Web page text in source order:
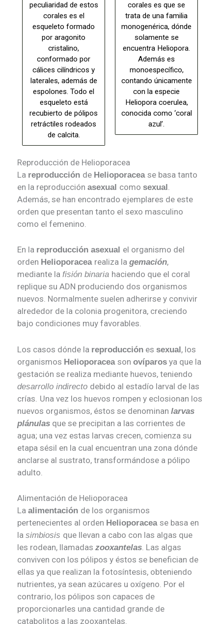
peculiaridad de estos
corales es el
esqueleto formado
por aragonito
cristalino,
conformado por
cálices cilíndricos y
laterales, además de
espolones. Todo el
esqueleto está
recubierto de pólipos
retráctiles rodeados
de calcita.
corales es que se
trata de una familia
monogenérica, dónde
solamente se
encuentra Heliopora.
Además es
monoespecífico,
contando únicamente
con la especie
Heliopora coerulea,
conocida como ‘coral
azul’.
Reproducción de Helioporacea
La reproducción de Helioporacea se basa tanto
en la reproducción asexual como sexual .
Además, se han encontrado ejemplares de este
orden que presentan tanto el sexo masculino
como el femenino.
En la reproducción asexual el organismo del
orden Helioporacea realiza la gemación,
mediante la fisión binaria haciendo que el coral
replique su ADN produciendo dos organismos
nuevos. Normalmente suelen adherirse y convivir
alrededor de la colonia progenitora, creciendo
bajo condiciones muy favorables.
Los casos dónde la reproducción es sexual, los
organismos Helioporacea son ovíparos ya que la
gestación se realiza mediante huevos, teniendo
desarrollo indirecto debido al estadío larval de las
crías. Una vez los huevos rompen y eclosionan los
nuevos organismos, éstos se denominan larvas
plánulas que se precipitan a las corrientes de
agua; una vez estas larvas crecen, comienza su
etapa sésil en la cual encuentran una zona dónde
anclarse al sustrato, transformándose a pólipo
adulto.
Alimentación de Helioporacea
La alimentación de los organismos
pertenecientes al orden Helioporacea se basa en
la simbiosis que llevan a cabo con las algas que
les rodean, llamadas zooxantelas . Las algas
conviven con los pólipos y éstos se benefician de
ellas ya que realizan la fotosíntesis, obteniendo
nutrientes, ya sean azúcares u oxígeno. Por el
contrario, los pólipos son capaces de
proporcionarles una cantidad grande de
catabolitos a las zooxantelas.